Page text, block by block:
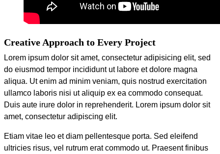
Creative Approach to Every Project
Lorem ipsum dolor sit amet, consectetur adipisicing elit, sed
do eiusmod tempor incididunt ut labore et dolore magna
aliqua. Ut enim ad minim veniam, quis nostrud exercitation
ullamco laboris nisi ut aliquip ex ea commodo consequat.
Duis aute irure dolor in reprehenderit. Lorem ipsum dolor sit
amet, consectetur adipiscing elit.
Etiam vitae leo et diam pellentesque porta. Sed eleifend
ultricies risus, vel rutrum erat commodo ut. Praesent finibus